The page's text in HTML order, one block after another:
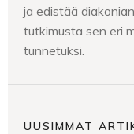
ja edistää
tutkimusta sen eri
tunnetuksi.
UUSIMMAT